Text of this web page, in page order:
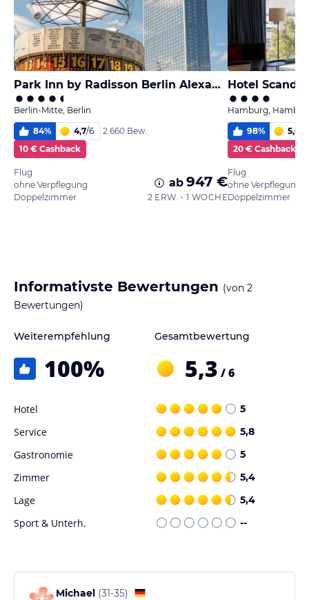
Park Inn by Radisson Berlin Alexanderplatz
Berlin-Mitte, Berlin
84% 4,7/6
2.660 Bew.
10 € Cashback
Flug
ohne Verpflegung
Doppelzimmer
ab 947 €
2 ERW. • 1 WOCHE
Hotel
Hamburg,
98% 5,6
20 € Cashback
Flug
ohne Verpflegung
Doppelzimmer
Informativste Bewertungen (von 2
Bewertungen)
Weiterempfehlung
100%
Gesamtbewertung
5,3 / 6
Hotel 5
Service 5,8
Gastronomie 5
Zimmer 5,4
Lage 5,4
Sport & Unterh. --
Michael (31-35)